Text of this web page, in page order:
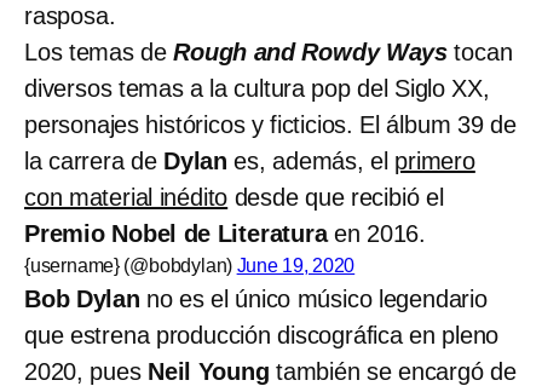
rasposa.
Los temas deRough and Rowdy Ways tocan
diversos temas a la cultura pop del Siglo XX,
personajes históricos y ficticios. El álbum 39 de
la carrera de Dylanes, además, el primero
con material inédito desde que recibió el
Premio Nobel de Literaturaen 2016.
{username} (@bobdylan) June 19, 2020
Bob Dylan no es el único músico legendario
que estrena producción discográfica en pleno
2020, pues Neil Young también se encargó de